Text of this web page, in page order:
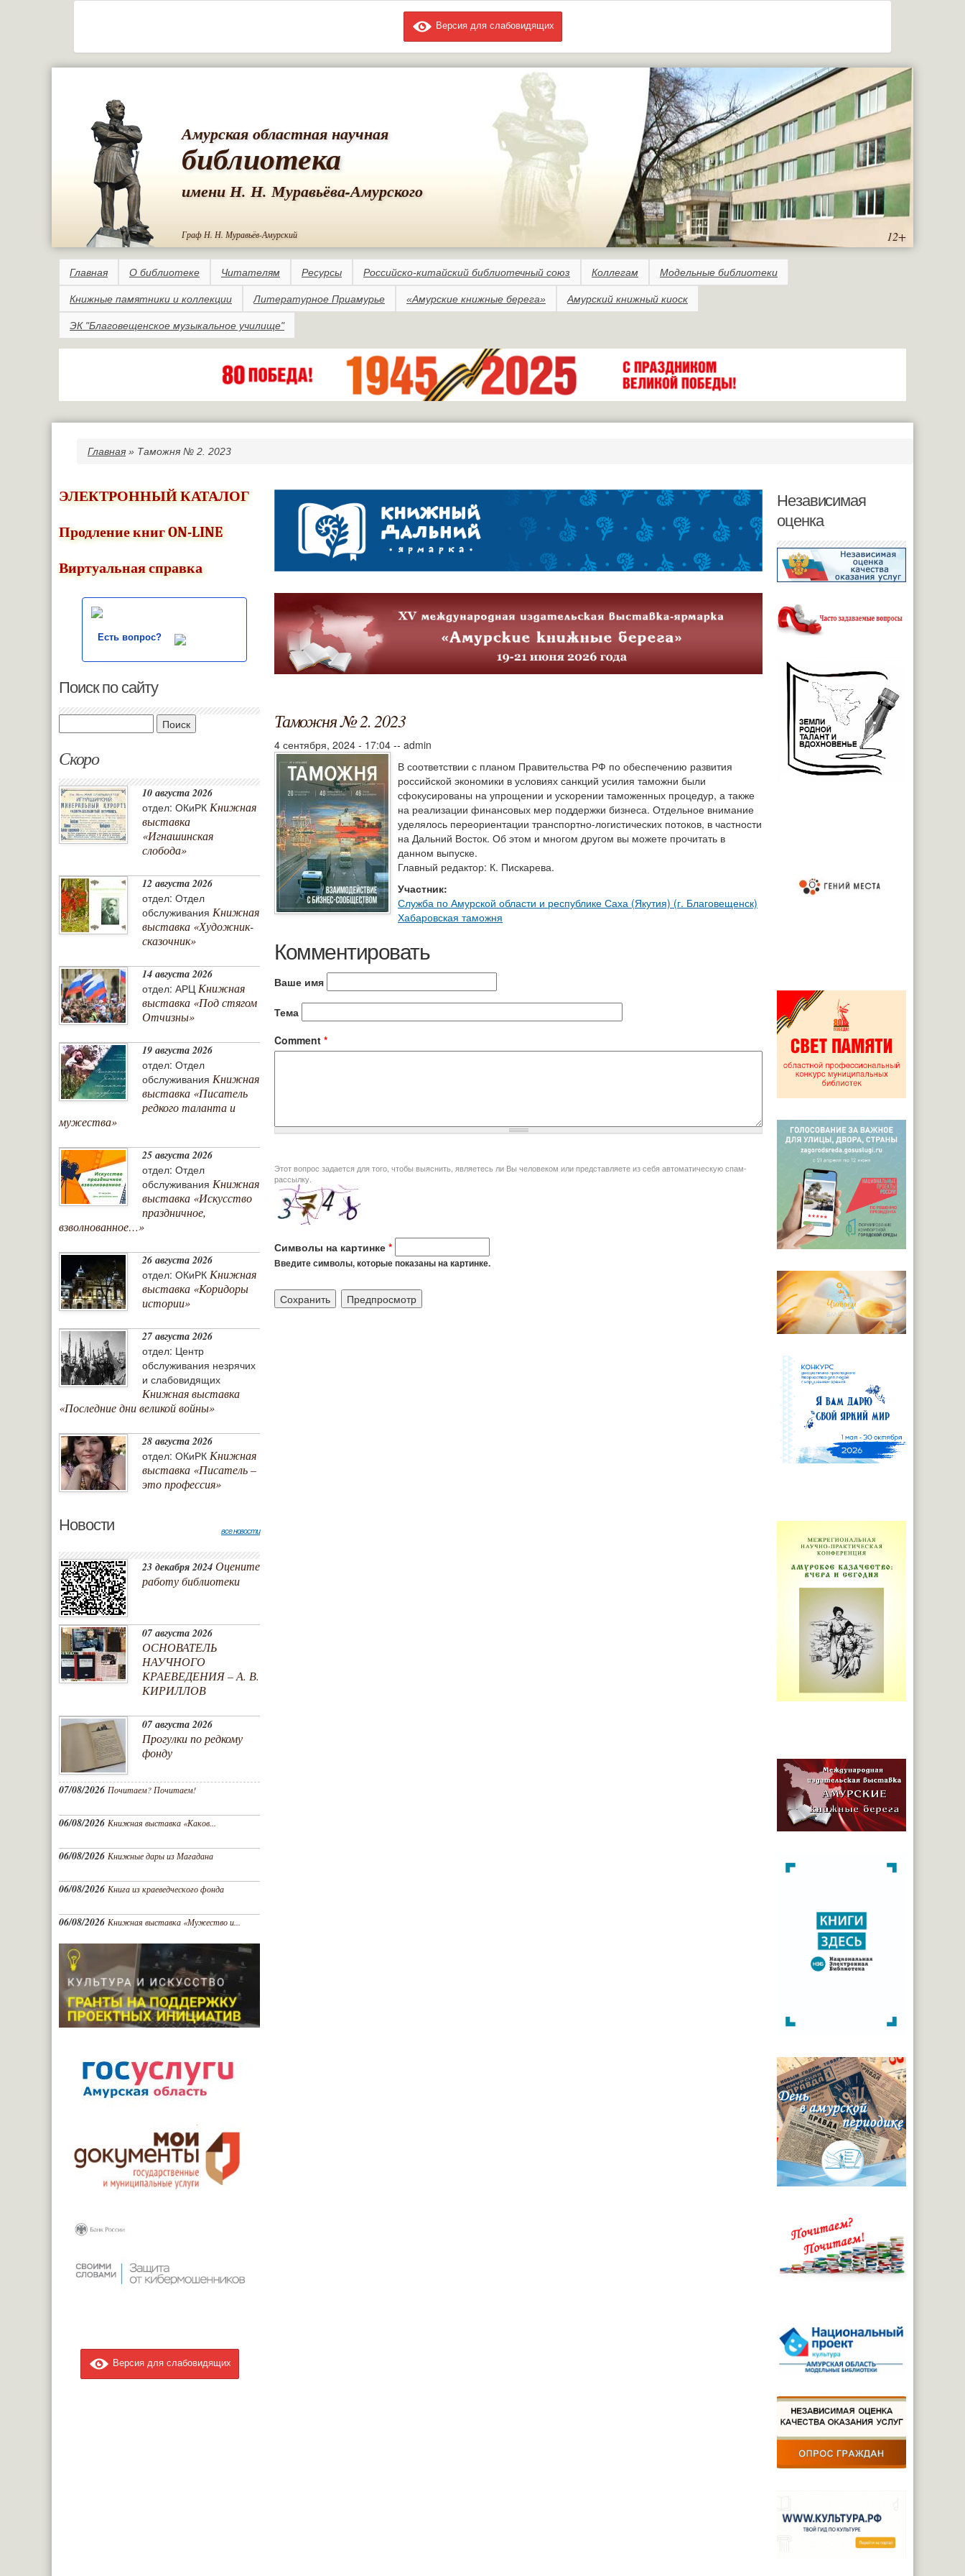
Версия для слабовидящих
Амурская областная научная
библиотека
имени Н. Н. Муравьёва-Амурского
Граф Н. Н. Муравьёв-Амурский 12+
Главная О библиотеке Читателям Ресурсы Российско-китайский библиотечный союз Коллегам Модельные библиотеки
Книжные памятники и коллекции Литературное Приамурье «Амурские книжные берега» Амурский книжный киоск
ЭК "Благовещенское музыкальное училище"
Вы здесь
Главная » Таможня № 2. 2023
ЭЛЕКТРОННЫЙ КАТАЛОГ
Продление книг ON-LINE
Виртуальная справка
Есть вопрос?
Поиск по сайту
Скоро
10 августа 2026
отдел: ОКиРК Книжная
выставка
«Игнашинская
слобода»
12 августа 2026
отдел: Отдел
обслуживания Книжная
выставка «Художник-
сказочник»
14 августа 2026
отдел: АРЦ Книжная
выставка «Под стягом
Отчизны»
19 августа 2026
отдел: Отдел
обслуживания Книжная
выставка «Писатель
редкого таланта и
мужества»
25 августа 2026
отдел: Отдел
обслуживания Книжная
выставка «Искусство
праздничное,
взволнованное…»
26 августа 2026
отдел: ОКиРК Книжная
выставка «Коридоры
истории»
27 августа 2026
отдел: Центр
обслуживания незрячих
и слабовидящих
Книжная выставка
«Последние дни великой войны»
28 августа 2026
отдел: ОКиРК Книжная
выставка «Писатель –
это профессия»
Новости все новости
23 декабря 2024 Оцените
работу библиотеки
07 августа 2026
ОСНОВАТЕЛЬ
НАУЧНОГО
КРАЕВЕДЕНИЯ – А. В.
КИРИЛЛОВ
07 августа 2026
Прогулки по редкому
фонду
07/08/2026 Почитаем? Почитаем!
06/08/2026 Книжная выставка «Каков...
06/08/2026 Книжные дары из Магадана
06/08/2026 Книга из краеведческого фонда
06/08/2026 Книжная выставка «Мужество и...
Версия для слабовидящих
Таможня № 2. 2023
4 сентября, 2024 - 17:04 -- admin
В соответствии с планом Правительства РФ по обеспечению развития
российской экономики в условиях санкций усилия таможни были
сфокусированы на упрощении и ускорении таможенных процедур, а также
на реализации финансовых мер поддержки бизнеса. Отдельное внимание
уделялось переориентации транспортно-логистических потоков, в частности
на Дальний Восток. Об этом и многом другом вы можете прочитать в
данном выпуске.
Главный редактор: К. Пискарева.
Участник:
Служба по Амурской области и республике Саха (Якутия) (г. Благовещенск)
Хабаровская таможня
Комментировать
Ваше имя
Тема
Comment *
Этот вопрос задается для того, чтобы выяснить, являетесь ли Вы человеком или представляете из себя автоматическую спам-
рассылку.
Символы на картинке *
Введите символы, которые показаны на картинке.
Независимая
оценка